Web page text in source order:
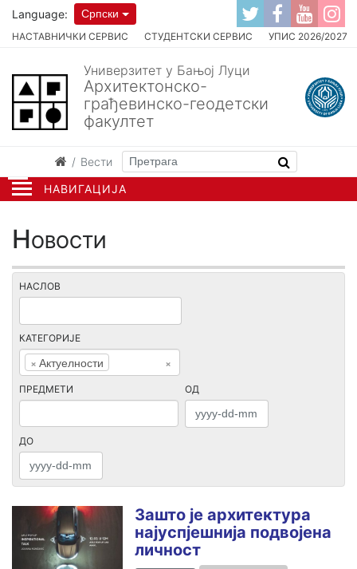
НАВИГАЦИЈА
НАСТАВНИЧКИ СЕРВИС СТУДЕНТСКИ СЕРВИС УПИС 2026/2027
Language: Српски
Универзитет у Бањој Луци
Архитектонско-
грађевинско-геодетски
факултет
Вести
Новости
НАСЛОВ
КАТЕГОРИЈЕ
×
× Актуелности
ПРЕДМЕТИ ОД
ДО
Зашто је архитектура
најуспјешнија подвојена
личност